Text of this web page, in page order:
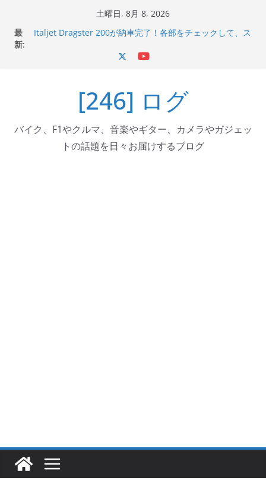
土曜日, 8月 8, 2026
最
新:
Italjet Dragster 200のフロントISSサスの動きが判ったら
コーナリングが楽しくなった
マホホルダー付けて、ガラスコーティング行って来た
岩手県奥州市へのふるさと納税で KGR HARMONY 南部鉄
器エフェクターが返礼品でもらえる！
[246] ログ
バイク、F1やクルマ、音楽やギター、カメラやガジェッ
トの話題を日々お届けするブログ